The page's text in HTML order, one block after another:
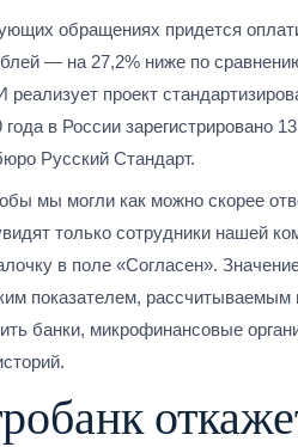
обращениях придется
— на 27,2% ниже по
проект
года в России
Русский Стандарт.
мы могли как можно скорее
только сотрудники нашей
в поле «Согласен».
показателем,
банки, микрофинансовые